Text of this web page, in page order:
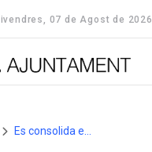
07 de Agost de 2026